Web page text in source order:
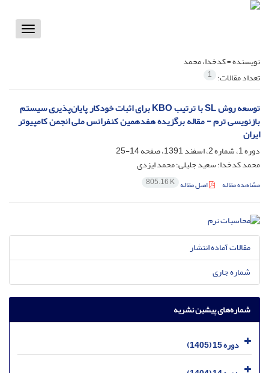
Toggle
نویسنده =کدخدا، محمد
تعداد مقالات: 1
توسعه روش SL با ترتیب KBO برای اثبات خودکار پایان‌پذیری سیستم
بازنویسی ترم - مقاله برگزیده هفدهمین کنفرانس ملی انجمن کامپیوتر
ایران
دوره 1، شماره 2، اسفند 1391، صفحه
14-25
محمد کدخدا؛ سعید جلیلی؛ محمد ایزدی
مشاهده مقاله اصل مقاله 805.16 K
مقالات آماده انتشار
شماره جاری
شماره‌های پیشین نشریه
دوره 15 (1405)